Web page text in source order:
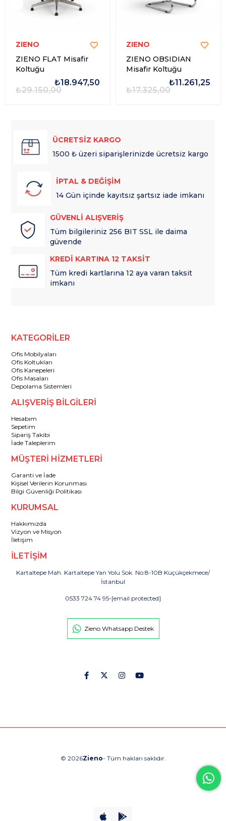
ZIENO
ZIENO FLAT Misafir
Koltuğu
₺18.947,50
₺29.150,00
ZIENO
ZIENO OBSIDIAN
Misafir Koltuğu
₺11.261,25
₺17.325,00
ÜCRETSİZ KARGO
1500 ₺ üzeri siparişlerinizde ücretsiz kargo
İPTAL & DEĞİŞİM
14 Gün içinde kayıtsız şartsız iade imkanı
GÜVENLİ ALIŞVERİŞ
Tüm bilgileriniz 256 BIT SSL ile daima
güvende
KREDİ KARTINA 12 TAKSİT
Tüm kredi kartlarına 12 aya varan taksit
imkanı
KATEGORİLER
Ofis Mobilyaları
Ofis Koltukları
Ofis Kanepeleri
Ofis Masaları
Depolama Sistemleri
ALIŞVERİŞ BİLGİLERİ
Hesabım
Sepetim
Sipariş Takibi
İade Taleplerim
MÜŞTERİ HİZMETLERİ
Garanti ve İade
Kişisel Verilerin Korunması
Bilgi Güvenliği Politikası
KURUMSAL
Hakkımızda
Vizyon ve Misyon
İletişim
İLETİŞİM
Kartaltepe Mah. Kartaltepe Yan Yolu Sok. No:8-10B Küçükçekmece/
İstanbul
0533 724 74 95-[email protected]
Zieno Whatsapp Destek
© 2026Zieno- Tüm hakları saklıdır.